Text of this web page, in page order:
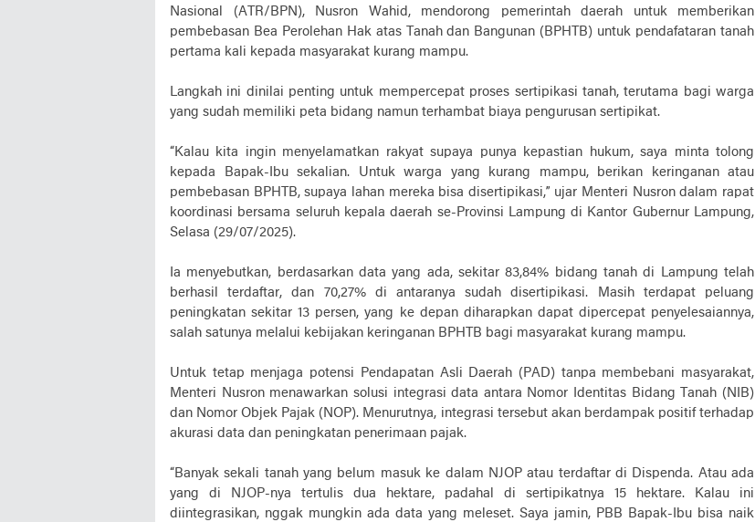
Nasional (ATR/BPN), Nusron Wahid, mendorong pemerintah daerah untuk memberikan
pembebasan Bea Perolehan Hak atas Tanah dan Bangunan (BPHTB) untuk pendafataran tanah
pertama kali kepada masyarakat kurang mampu.
Langkah ini dinilai penting untuk mempercepat proses sertipikasi tanah, terutama bagi warga
yang sudah memiliki peta bidang namun terhambat biaya pengurusan sertipikat.
“Kalau kita ingin menyelamatkan rakyat supaya punya kepastian hukum, saya minta tolong
kepada Bapak-Ibu sekalian. Untuk warga yang kurang mampu, berikan keringanan atau
pembebasan BPHTB, supaya lahan mereka bisa disertipikasi,” ujar Menteri Nusron dalam rapat
koordinasi bersama seluruh kepala daerah se-Provinsi Lampung di Kantor Gubernur Lampung,
Selasa (29/07/2025).
Ia menyebutkan, berdasarkan data yang ada, sekitar 83,84% bidang tanah di Lampung telah
berhasil terdaftar, dan 70,27% di antaranya sudah disertipikasi. Masih terdapat peluang
peningkatan sekitar 13 persen, yang ke depan diharapkan dapat dipercepat penyelesaiannya,
salah satunya melalui kebijakan keringanan BPHTB bagi masyarakat kurang mampu.
Untuk tetap menjaga potensi Pendapatan Asli Daerah (PAD) tanpa membebani masyarakat,
Menteri Nusron menawarkan solusi integrasi data antara Nomor Identitas Bidang Tanah (NIB)
dan Nomor Objek Pajak (NOP). Menurutnya, integrasi tersebut akan berdampak positif terhadap
akurasi data dan peningkatan penerimaan pajak.
“Banyak sekali tanah yang belum masuk ke dalam NJOP atau terdaftar di Dispenda. Atau ada
yang di NJOP-nya tertulis dua hektare, padahal di sertipikatnya 15 hektare. Kalau ini
diintegrasikan, nggak mungkin ada data yang meleset. Saya jamin, PBB Bapak-Ibu bisa naik